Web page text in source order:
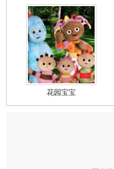
花园宝宝